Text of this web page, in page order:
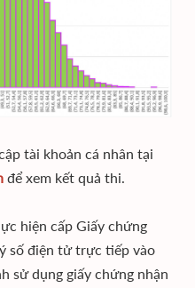
tài khoản cá nhân tại
để xem kết quả thi.
hiện cấp Giấy chứng
số điện tử trực tiếp vào
sử dụng giấy chứng nhận